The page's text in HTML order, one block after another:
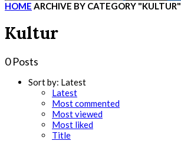
HOME ARCHIVE BY CATEGORY "KULTUR"
Kultur
0 Posts
Sort by: Latest
Latest
Most commented
Most viewed
Most liked
Title